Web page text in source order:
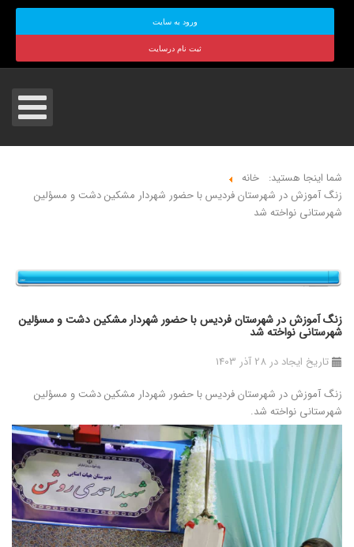
ورود به سایت
ثبت نام درسایت
شما اینجا هستید:
خانه
زنگ آموزش در شهرستان فردیس با حضور شهردار مشکین دشت و مسؤلین
شهرستانی نواخته شد
زنگ آموزش در شهرستان فردیس با حضور شهردار مشکین دشت و مسؤلین
شهرستانی نواخته شد
تاریخ ایجاد در 28 آذر 1403
زنگ آموزش در شهرستان فردیس با حضور شهردار مشکین دشت و مسؤلین
شهرستانی نواخته شد.